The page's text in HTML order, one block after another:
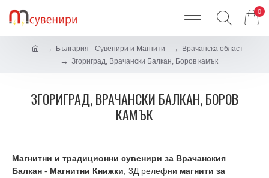
0
България - Сувенири и Магнити
Врачанска област
Згориград, Врачански Балкан, Боров камък
ЗГОРИГРАД, ВРАЧАНСКИ БАЛКАН, БОРОВ
КАМЪК
Магнитни и традиционни сувенири за Врачанския
Балкан - Магнитни Книжки , 3Д релефни магнити за